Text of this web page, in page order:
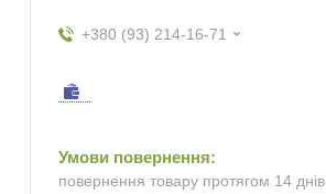
+380 (93) 214-16-71
повернення товару протягом 14 днів